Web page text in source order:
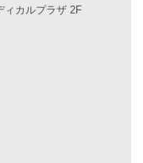
ィカルプラザ 2F